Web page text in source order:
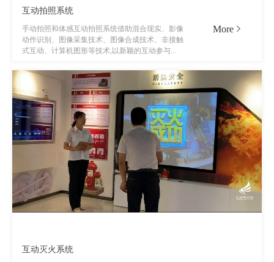
互动拍照系统
手动拍照和体感互动拍照系统借助混合现实、影像
动作识别、图像采集技术、图像合成技术、非接触
式互动、计算机图形等技术,以新颖的互动参与...
More
互动灭火系统